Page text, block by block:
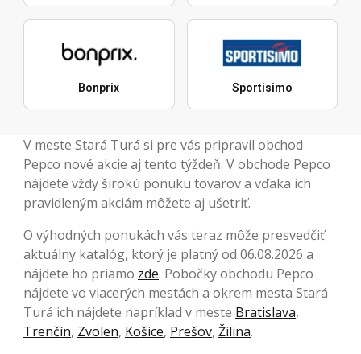
Bonprix Sportisimo
V meste Stará Turá si pre vás pripravil obchod
Pepco nové akcie aj tento týždeň. V obchode Pepco
nájdete vždy širokú ponuku tovarov a vďaka ich
pravidleným akciám môžete aj ušetriť.
O výhodných ponukách vás teraz môže presvedčiť
aktuálny katalóg, ktorý je platný od 06.08.2026 a
nájdete ho priamo zde. Pobočky obchodu Pepco
nájdete vo viacerých mestách a okrem mesta Stará
Turá ich nájdete napríklad v meste Bratislava,
Trenčín, Zvolen, Košice, Prešov, Žilina.